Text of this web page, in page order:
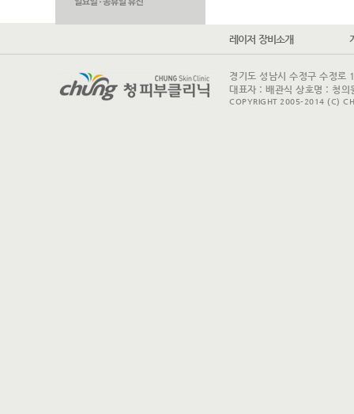
레이저 장비소개
경기도 성남시 수정구 수정
대표자 : 배관식 상호명 : 청
COPYRIGHT 2005-2014 (C)